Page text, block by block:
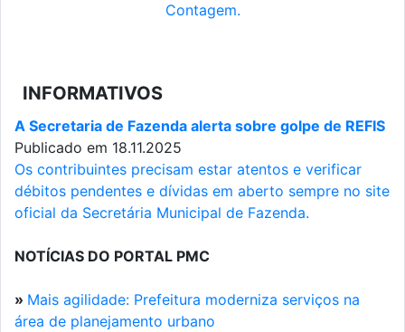
Contagem.
INFORMATIVOS
A Secretaria de Fazenda alerta sobre golpe de REFIS
Publicado em 18.11.2025
Os contribuintes precisam estar atentos e verificar
débitos pendentes e dívidas em aberto sempre no site
oficial da Secretária Municipal de Fazenda.
NOTÍCIAS DO PORTAL PMC
» Mais agilidade: Prefeitura moderniza serviços na
área de planejamento urbano